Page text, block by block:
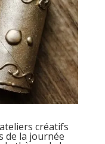
créatifs
de la journée